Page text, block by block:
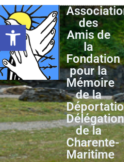
Ouvrir la barre d’outils
des
Amis de
la
Fondation
pour la
Mémoire
de la
Délégation
de la
Charente-
Maritime